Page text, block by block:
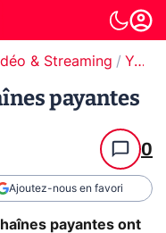
& Streaming YouTube
payantes
0
Ajoutez-nous en favori
payantes ont